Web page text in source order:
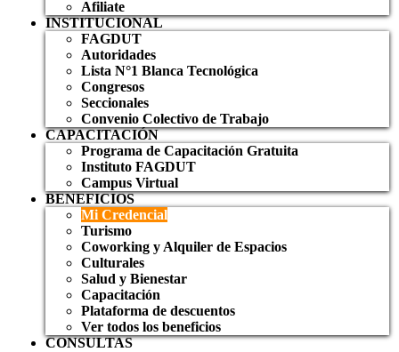
Afiliate
INSTITUCIONAL
FAGDUT
Autoridades
Lista N°1 Blanca Tecnológica
Congresos
Seccionales
Convenio Colectivo de Trabajo
CAPACITACIÓN
Programa de Capacitación Gratuita
Instituto FAGDUT
Campus Virtual
BENEFICIOS
Mi Credencial
Turismo
Coworking y Alquiler de Espacios
Culturales
Salud y Bienestar
Capacitación
Plataforma de descuentos
Ver todos los beneficios
CONSULTAS